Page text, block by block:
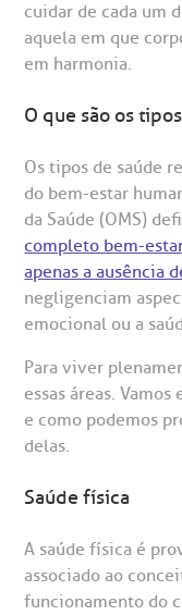
de
in antecipado
SAC
A BP conta com você
atendimento e dos
A Ouvidoria e SAC são
suas dúvidas, registrar
Horário de atendimento:
Endereço:
Rua Maestro Cardim,
CEP: 01323-001 |
São Paulo - SP
e Pesquisa
do médico
corporativa
de
de Infarto
de cópia
de Oncologia
de Excelência
especialidades
cuidar de cada um
aquela em que
em harmonia.
O que são os
Os tipos de saúde
do bem-estar
da Saúde (OMS)
completo bem-
apenas a ausência
negligenciam
emocional ou a
Para viver
essas áreas.
e como podemos
delas.
Saúde física
A saúde física é
associado ao
funcionamento do